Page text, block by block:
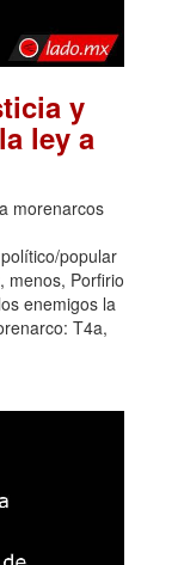
y
ley a
morenarcos
popular
menos, Porfirio
enemigos la
T4a,